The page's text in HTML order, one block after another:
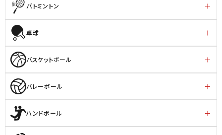
バトミントン
卓球
バスケットボール
バレーボール
ハンドボール